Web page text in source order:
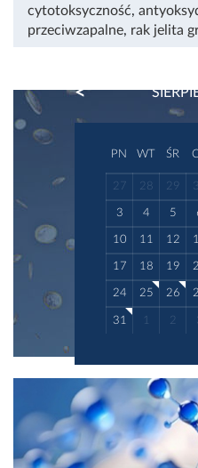
cytotoksyczność,
przeciwzapalne, rak jelita
PREVIOUS
PN WT ŚR
27 28 29
3 4 5
10 11 12
17 18 19
24 25 26
31 1 2